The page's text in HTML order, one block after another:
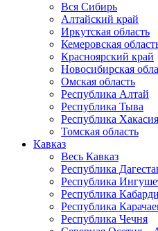
Вся Сибирь
Алтайский край
Иркутская область
Кемеровская
Красноярский край
Новосибирская
Омская область
Республика Алтай
Республика Тыва
Республика Хакасия
Томская область
Кавказ
Весь Кавказ
Республика
Республика
Республика
Республика
Республика Чечня